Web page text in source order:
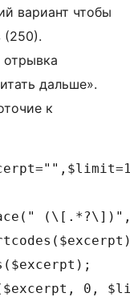
вариант чтобы
(250).
дальше».
к
0,